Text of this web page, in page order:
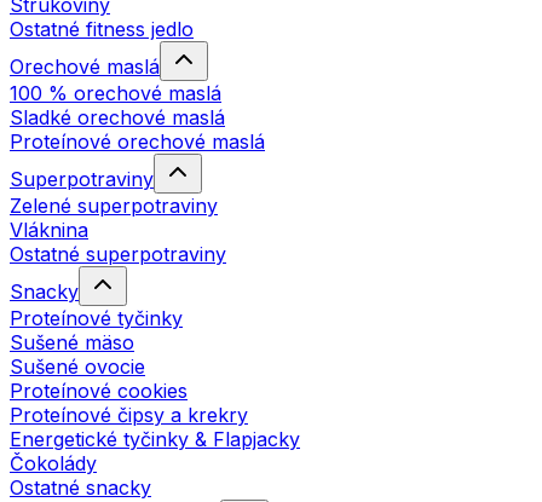
Strukoviny
Ostatné fitness jedlo
Orechové maslá
100 % orechové maslá
Sladké orechové maslá
Proteínové orechové maslá
Superpotraviny
Zelené superpotraviny
Vláknina
Ostatné superpotraviny
Snacky
Proteínové tyčinky
Sušené mäso
Sušené ovocie
Proteínové cookies
Proteínové čipsy a krekry
Energetické tyčinky & Flapjacky
Čokolády
Ostatné snacky